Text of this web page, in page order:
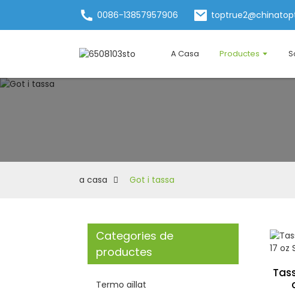
0086-13857957906
A Casa Productes
a casa Got i tassa
Categories de
productes
Termo aïllat